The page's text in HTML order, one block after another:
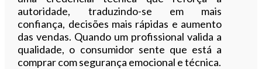
autoridade, traduzindo-se em mais
confiança, decisões mais rápidas e aumento
das vendas. Quando um profissional valida a
qualidade, o consumidor sente que está a
comprar com segurança emocional e técnica.